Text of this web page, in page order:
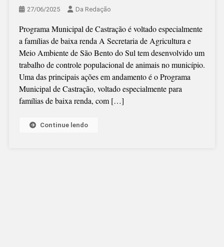
27/06/2025 Da Redação
Programa Municipal de Castração é voltado especialmente
a famílias de baixa renda A Secretaria de Agricultura e
Meio Ambiente de São Bento do Sul tem desenvolvido um
trabalho de controle populacional de animais no município.
Uma das principais ações em andamento é o Programa
Municipal de Castração, voltado especialmente para
famílias de baixa renda, com […]
Continue lendo